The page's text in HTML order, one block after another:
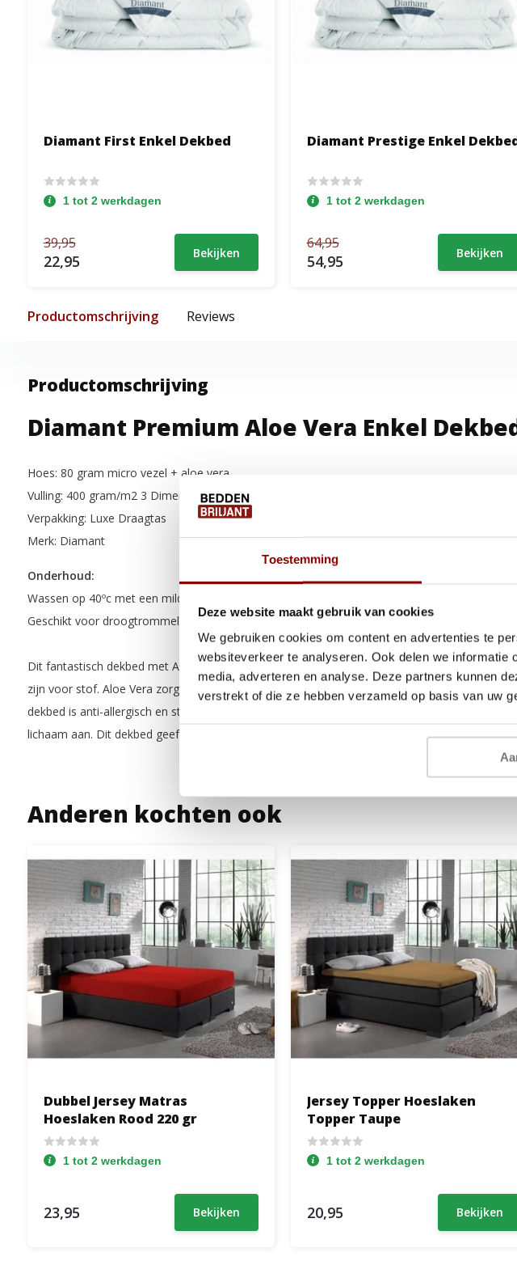
Toestemming
Deze website maakt gebruik van cookies
We gebruiken cookies om content en advertenties te
websiteverkeer te analyseren. Ook delen we
media, adverteren en analyse. Deze partners kunnen
verstrekt of die ze hebben verzameld op basis van uw
Diamant First Enkel Dekbed
1 tot 2 werkdagen
39,95
22,95 Bekijken
Diamant Prestige Enkel
1 tot 2 werkdagen
64,95
54,95 Bekijken
Productomschrijving Reviews
Productomschrijving
Diamant Premium Aloe Vera Enkel
Hoes: 80 gram micro vezel + aloe vera
Vulling: 400 gram/m2 3 Dimensionale holle vezel
Verpakking: Luxe Draagtas
Merk: Diamant
Onderhoud:
Wassen op 40ºc met een mild wasmiddel
Geschikt voor droogtrommel op maximaal 40ºc
Dit fantastisch dekbed met Aloe Vera toevoeging is speciaal geschikt voor mensen die
zijn voor stof. Aloe Vera zorgt voor stimulatie van het afweersysteem en de stofwisseling. Het
dekbed is anti-allergisch en stof- en reukvrij. De holle vezel is soepel en zacht en sluit goed om
lichaam aan. Dit dekbed geeft een goede warmte- en vochtregulatie.
Anderen kochten ook
Dubbel Jersey Matras
Hoeslaken Rood 220 gr
1 tot 2 werkdagen
23,95 Bekijken
Jersey Topper Hoeslaken
Topper Taupe
1 tot 2 werkdagen
20,95 Bekijken